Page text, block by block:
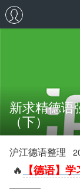
新求精德语
（下）
沪江德语整理
🔥 【德语】